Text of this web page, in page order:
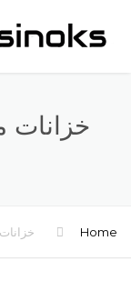
خزانات
Home